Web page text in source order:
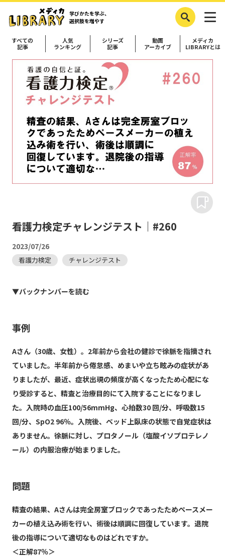
学びかたを学ぶ、
選択肢を増やす
すべての
記事
人気
ランキング
シリーズ
記事
動画
アーカイブ
メディカ
LIBRARYとは
看護力検定チャレンジテスト｜#260
2023/07/26
看護力検定 チャレンジテスト
▼バックナンバーを読む
事例
Aさん（30歳、女性）。2年前から会社の健診で徐脈を指摘され
ていました。半年前から倦怠感、めまいや立ち眩みの症状があ
りましたが、最近、症状出現の頻度が高くなったため心配にな
り受診すると、精査と治療目的にて入院することになりまし
た。入院時の血圧100/56mmHg、心拍数30 回/分、呼吸数15
回/分、SpO2 96％。入院後、ベッド上臥床の状態で自覚症状は
ありません。徐脈に対し、プロタノール（塩酸イソプロテレノ
ール）の内服治療が始まりました。
問題
精査の結果、Aさんは完全房室ブロックであったためペースメー
カーの植え込み術を行い、術後は順調に回復しています。退院
後の指導について適切なものはどれですか。
＜正解87％＞